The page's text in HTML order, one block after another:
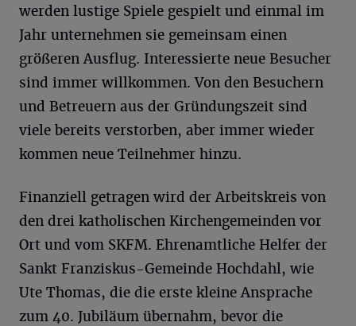
werden lustige Spiele gespielt und einmal im
Jahr unternehmen sie gemeinsam einen
größeren Ausflug. Interessierte neue Besucher
sind immer willkommen. Von den Besuchern
und Betreuern aus der Gründungszeit sind
viele bereits verstorben, aber immer wieder
kommen neue Teilnehmer hinzu.
Finanziell getragen wird der Arbeitskreis von
den drei katholischen Kirchengemeinden vor
Ort und vom SKFM. Ehrenamtliche Helfer der
Sankt Franziskus-Gemeinde Hochdahl, wie
Ute Thomas, die die erste kleine Ansprache
zum 40. Jubiläum übernahm, bevor die